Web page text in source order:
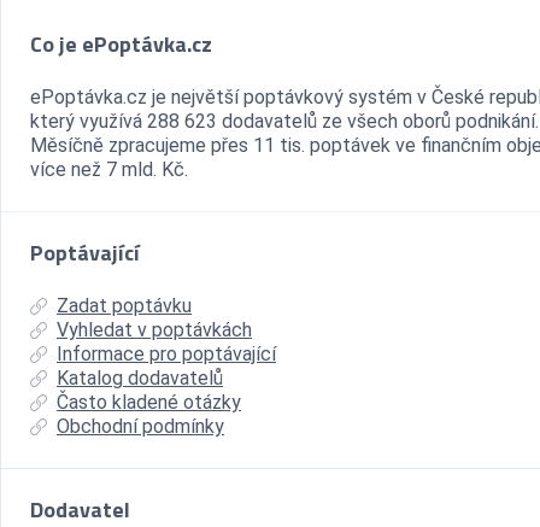
Co je ePoptávka.cz
ePoptávka.cz je největší poptávkový systém v České
který využívá 288 623 dodavatelů ze všech oborů podnikání.
Měsíčně zpracujeme přes 11 tis. poptávek ve finančním
více než 7 mld. Kč.
Poptávající
Zadat poptávku
Vyhledat v poptávkách
Informace pro poptávající
Katalog dodavatelů
Často kladené otázky
Obchodní podmínky
Dodavatel